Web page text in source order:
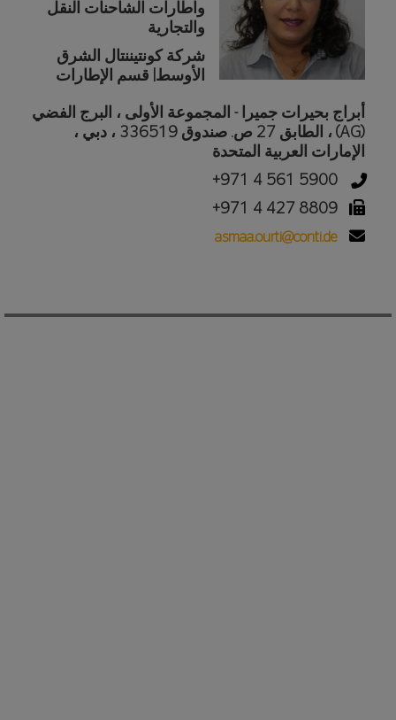
واطارات الشاحنات النقل
والتجارية
شركة كونتيننتال الشرق
الأوسط| قسم الإطارات
أبراج بحيرات جميرا - المجموعة الأولى ، البرج الفضي
(AG) ، الطابق 27 ص. صندوق 336519 ، دبي ،
الإمارات العربية المتحدة
+971 4 561 5900
+971 4 427 8809
asmaa.ourti@conti.de